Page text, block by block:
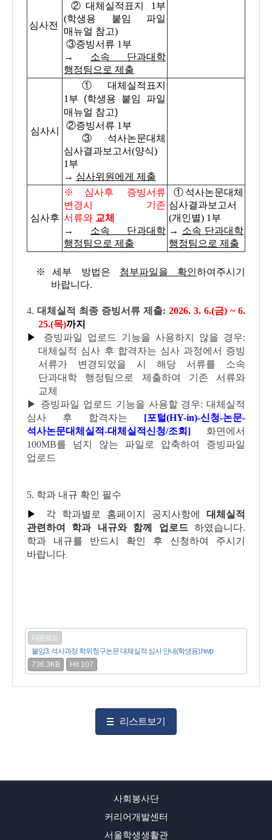
심사전
②대체실적표지 1부
(학생용 붙임 파일
매뉴얼 참고)
③증빙서류 1부
→ 소속 단과대학
행정팀으로 제출
심사시
①대체실적표지
1부
(학생용 붙임 파일
매뉴얼 참고)
②증빙서류 1부
③석사논문대체
심사결과보고서(양식)
1부
→ 심사위원에게 제출
심사후
※심사후 증빙서류
변경시 기존
서류와 교체
→ 소속 단과대학
행정팀으로 제출
①석사논문대체
심사결과보고서
(개인별) 1부
→ 소속 단과대학
행정팀으로 제출
※세부 방법은 첨부파일을 확인하여주시기
바랍니다.
4. 대체실적 최종 증빙서류 제출: 2026. 3. 6.(금) ~ 6.
25.(목)까지
▶
증빙파일 업로드 기능을 사용하지 않을 경우:
대체실적 심사 후 합격자는 심사 과정에서 증빙
서류가
변경되었을 시 해당 서류를 소속
단과대학 행정팀으로 제출하여 기존 서류와
교체
▶ 증빙파일 업로드 기능을 사용할경우: 대체실적
심사 후 합격자는 [포털(HY-in)-신청-논문-
석사논문대체실적-대체실적신청/조회] 화면에서
100MB를 넘지 않는 파일로 압축하여 증빙파일
업로드
5. 학과 내규 확인 필수
▶
각 학과별로 홈페이지 공지사항에 대체실적
관련하여 학과 내규와 함께 업로드하였습니다.
학과 내규를 반드시 확인 후 신청하여 주시기
바랍니다.
다운로드
붙임3. 석사과정 학위청구논문 대체실적 심사 안내(학생용).hwp
736.3KB
Hit 107
리스트보기
사회봉사단
커리어개발센터
서울학생생활관